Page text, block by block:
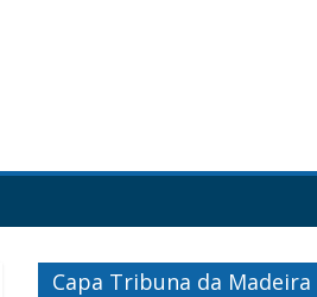
Capa Tribuna da Madeira